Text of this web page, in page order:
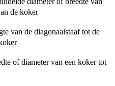
de koker
van de diagonaalstaaf tot de
of diameter van een koker tot